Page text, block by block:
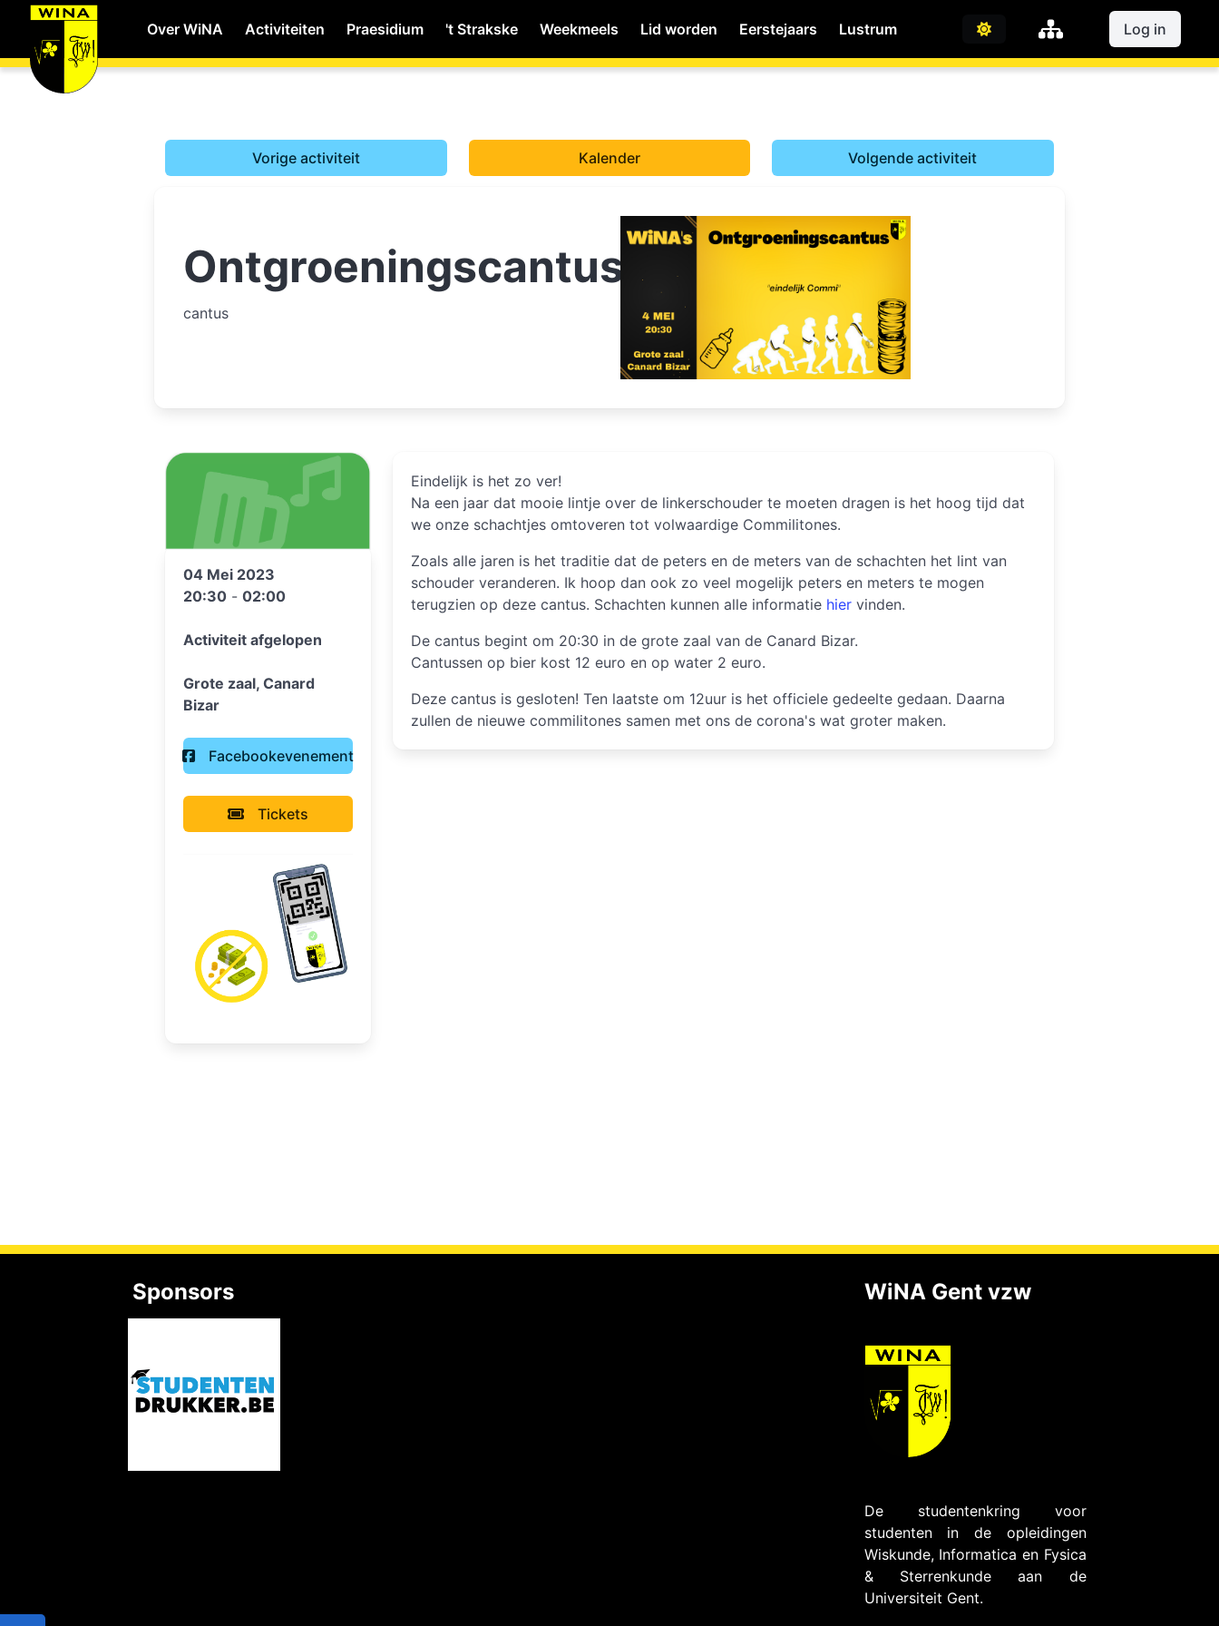
Over WiNA Activiteiten Praesidium 't Strakske Weekmeels Lid worden Eerstejaars Lustrum Log in
WiNA MyWiNA
Shop
Home
Vorige activiteit Kalender Volgende activiteit
Ontgroeningscantus
cantus
04 Mei 2023
20:30 -02:00
Activiteit afgelopen
Grote zaal, Canard
Bizar
Facebookevenement
Tickets
Eindelijk is het zo ver!
Na een jaar dat mooie lintje over de linkerschouder te moeten dragen is het hoog tijd dat
we onze schachtjes omtoveren tot volwaardige Commilitones.
Zoals alle jaren is het traditie dat de peters en de meters van de schachten het lint van
schouder veranderen. Ik hoop dan ook zo veel mogelijk peters en meters te mogen
terugzien op deze cantus. Schachten kunnen alle informatie hier vinden.
De cantus begint om 20:30 in de grote zaal van de Canard Bizar.
Cantussen op bier kost 12 euro en op water 2 euro.
Deze cantus is gesloten! Ten laatste om 12uur is het officiele gedeelte gedaan. Daarna
zullen de nieuwe commilitones samen met ons de corona's wat groter maken.
Sponsors WiNA Gent vzw
De studentenkring voor
studenten in de opleidingen
Wiskunde, Informatica en Fysica
& Sterrenkunde aan de
Universiteit Gent.